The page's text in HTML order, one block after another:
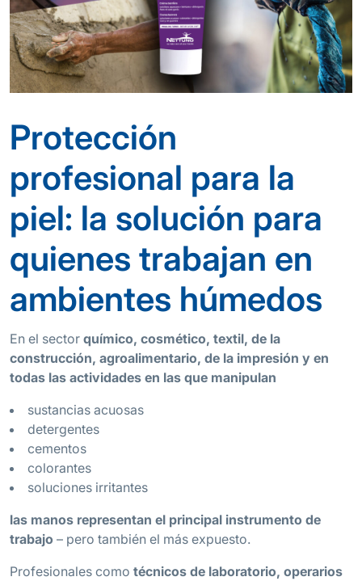
Protección
profesional para la
piel: la solución para
quienes trabajan en
ambientes húmedos
En el sector químico, cosmético, textil, de la
construcción, agroalimentario, de la impresión y en
todas las actividades en las que manipulan
sustancias acuosas
detergentes
cementos
colorantes
soluciones irritantes
las manos representan el principal instrumento de
trabajo – pero también el más expuesto.
Profesionales como técnicos de laboratorio, operarios